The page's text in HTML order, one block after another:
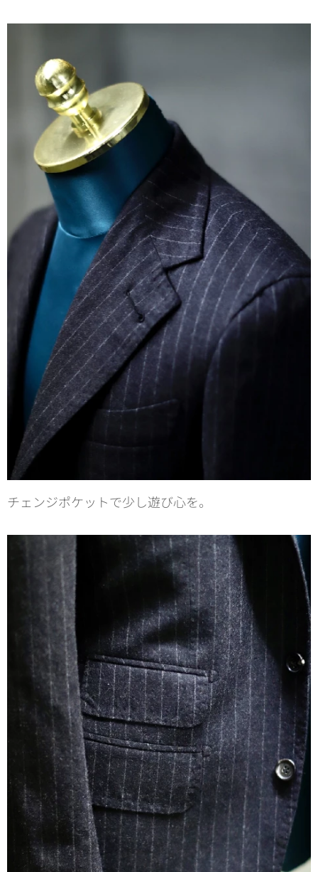
チェンジポケットで少し遊び心を。